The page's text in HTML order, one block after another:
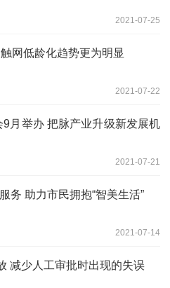
2021-07-25
网低龄化趋势更为明显
2021-07-22
月举办 把脉产业升级新发展机
2021-07-21
务 助力市民拥抱“智美生活”
2021-07-14
减少人工审批时出现的失误